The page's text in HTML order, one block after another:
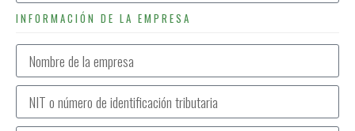
INFORMACIÓN DE LA EMPRESA